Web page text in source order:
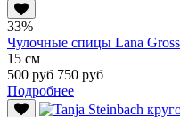
33%
Чулочные спицы Lana
15 см
500 руб 750 руб
Подробнее